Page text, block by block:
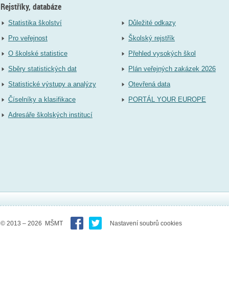
Rejstříky, databáze
Statistika školství
Pro veřejnost
O školské statistice
Sběry statistických dat
Statistické výstupy a analýzy
Číselníky a klasifikace
Adresáře školských institucí
Důležité odkazy
Školský rejstřík
Přehled vysokých škol
Plán veřejných zakázek 2026
Otevřená data
PORTÁL YOUR EUROPE
© 2013 – 2026 MŠMT Nastavení soubrů cookies